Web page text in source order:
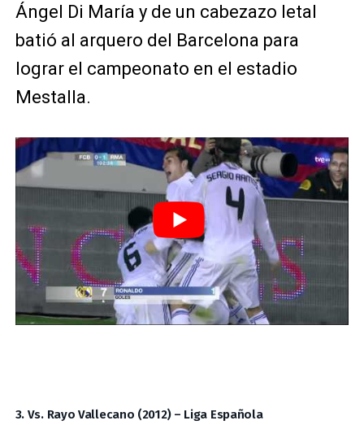
Ángel Di María y de un cabezazo letal
batió al arquero del Barcelona para
lograr el campeonato en el estadio
Mestalla.
3. Vs. Rayo Vallecano (2012) – Liga Española